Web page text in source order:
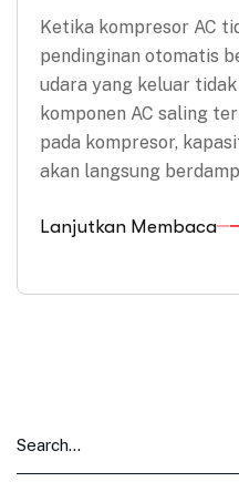
Ketika kompresor AC
pendinginan otomatis
udara yang keluar
komponen AC saling
pada kompresor,
akan langsung
Lanjutkan Membaca